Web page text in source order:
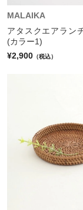
MALAIKA
アタスクエアラン
(カラー1)
¥2,900 （税込）